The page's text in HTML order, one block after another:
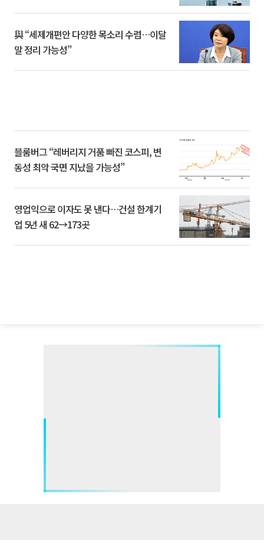
與 “세제개편안 다양한 목소리 수렴…이달
말 정리 가능성”
블룸버그 “레버리지 거품 빠진 코스피, 변
동성 최악 국면 지났을 가능성”
영업익으로 이자도 못 낸다…건설 한계기
업 5년 새 62→173곳